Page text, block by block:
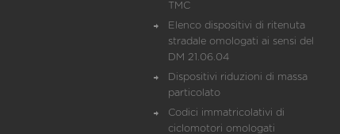
TMC
Elenco dispositivi di ritenuta
stradale omologati ai sensi del
DM 21.06.04
Dispositivi riduzioni di massa
particolato
Codici immatricolativi di
ciclomotori omologati